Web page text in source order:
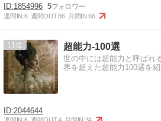
1854996 5
週間IN:6 週間OUT:86 月間IN:66
11 超能力-100選
世の中には超能力と呼ばれ
界を超えた超能力100選を紹
2044644